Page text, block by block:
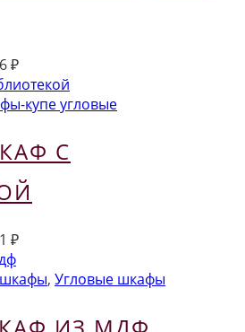
₽
купе угловые
С
₽
, Угловые шкафы